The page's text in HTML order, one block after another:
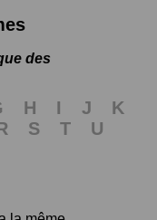
des
H I J
K
S T
U